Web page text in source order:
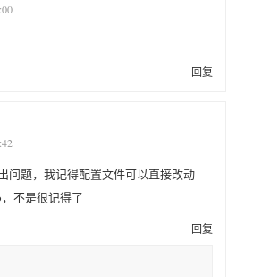
回复
问题，我记得配置文件可以直接改动
不是很记得了
回复